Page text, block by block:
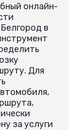
онлайн-
в
Для
за услуги